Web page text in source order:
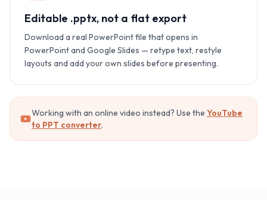
Editable .pptx, not a flat export
Download a real PowerPoint file that opens in
PowerPoint and Google Slides — retype text, restyle
layouts and add your own slides before presenting.
Working with an online video instead? Use the YouTube
to PPT converter.